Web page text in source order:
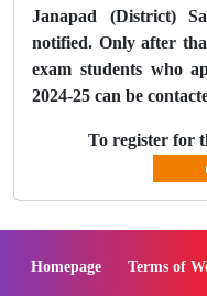
Janapad (District)
notified. Only after
exam students who
2024-25 can be
To register for
Homepage Terms of